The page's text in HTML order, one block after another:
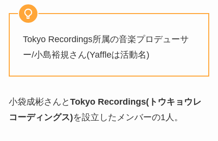
Tokyo Recordings所属の音楽プロデューサ
ー/小島裕規さん(Yaffleは活動名)
小袋成彬さんと Tokyo Recordings(トウキョウレ
コーディングス)を設立したメンバーの1人。